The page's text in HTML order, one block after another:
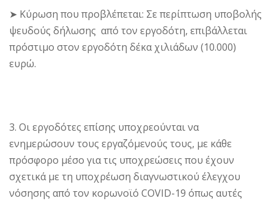
➤ Κύρωση που προβλέπεται: Σε περίπτωση υποβολής
ψευδούς δήλωσης από τον εργοδότη, επιβάλλεται
πρόστιμο στον εργοδότη δέκα χιλιάδων (10.000)
ευρώ.
3. Οι εργοδότες επίσης υποχρεούνται να
ενημερώσουν τους εργαζόμενούς τους, με κάθε
πρόσφορο μέσο για τις υποχρεώσεις που έχουν
σχετικά με τη υποχρέωση διαγνωστικού έλεγχου
νόσησης από τον κορωνοϊό COVID-19 όπως αυτές